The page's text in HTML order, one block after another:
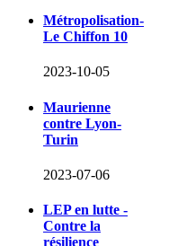
Métropolisation-
Le Chiffon 10
2023-10-05
Maurienne
contre Lyon-
Turin
2023-07-06
LEP en lutte -
Contre la
résilience